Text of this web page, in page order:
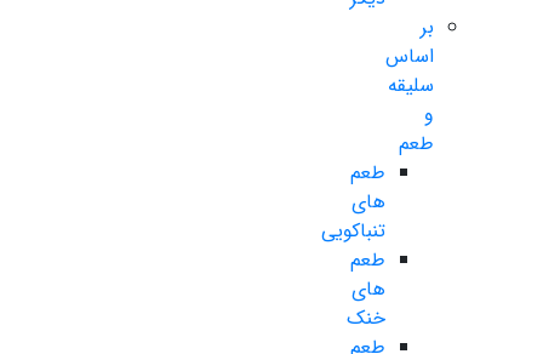
بر
اساس
سلیقه
و
طعم
طعم
های
تنباکویی
طعم
های
خنک
طعم